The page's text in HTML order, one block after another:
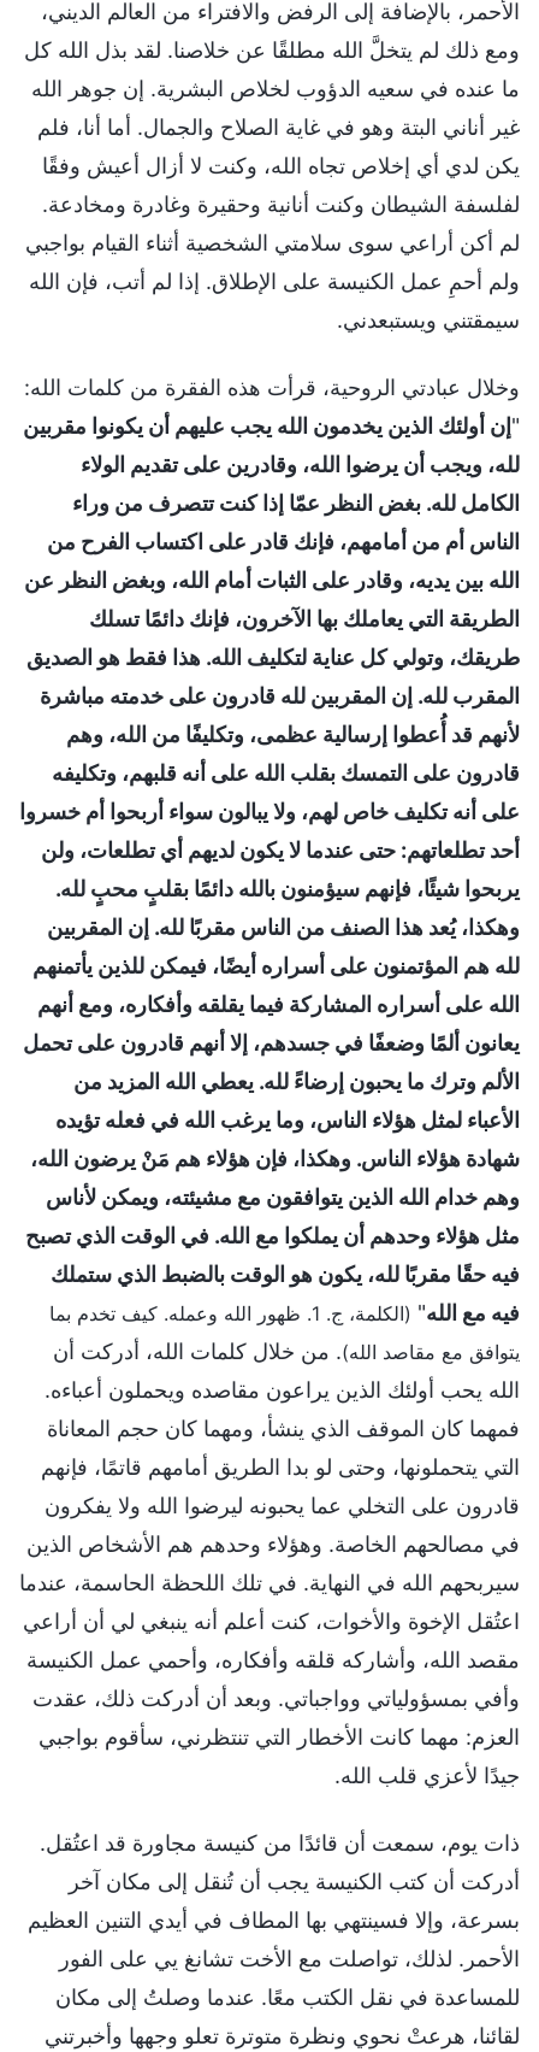
الأحمر، بالإضافة إلى الرفض والافتراء من العالم الديني،
ومع ذلك لم يتخلَّ الله مطلقًا عن خلاصنا. لقد بذل الله كل
ما عنده في سعيه الدؤوب لخلاص البشرية. إن جوهر الله
غير أناني البتة وهو في غاية الصلاح والجمال. أما أنا، فلم
يكن لدي أي إخلاص تجاه الله، وكنت لا أزال أعيش وفقًا
لفلسفة الشيطان وكنت أنانية وحقيرة وغادرة ومخادعة.
لم أكن أراعي سوى سلامتي الشخصية أثناء القيام بواجبي
ولم أحمِ عمل الكنيسة على الإطلاق. إذا لم أتب، فإن الله
سيمقتني ويستبعدني.
وخلال عبادتي الروحية، قرأت هذه الفقرة من كلمات الله:
"إن أولئك الذين يخدمون الله يجب عليهم أن يكونوا مقربين
لله، ويجب أن يرضوا الله، وقادرين على تقديم الولاء
الكامل لله. بغض النظر عمّا إذا كنت تتصرف من وراء
الناس أم من أمامهم، فإنك قادر على اكتساب الفرح من
الله بين يديه، وقادر على الثبات أمام الله، وبغض النظر عن
الطريقة التي يعاملك بها الآخرون، فإنك دائمًا تسلك
طريقك، وتولي كل عناية لتكليف الله. هذا فقط هو الصديق
المقرب لله. إن المقربين لله قادرون على خدمته مباشرة
لأنهم قد أُعطوا إرسالية عظمى، وتكليفًا من الله، وهم
قادرون على التمسك بقلب الله على أنه قلبهم، وتكليفه
على أنه تكليف خاص لهم، ولا يبالون سواء أربحوا أم خسروا
أحد تطلعاتهم: حتى عندما لا يكون لديهم أي تطلعات، ولن
يربحوا شيئًا، فإنهم سيؤمنون بالله دائمًا بقلبٍ محبٍ لله.
وهكذا، يُعد هذا الصنف من الناس مقربًا لله. إن المقربين
لله هم المؤتمنون على أسراره أيضًا، فيمكن للذين يأتمنهم
الله على أسراره المشاركة فيما يقلقه وأفكاره، ومع أنهم
يعانون ألمًا وضعفًا في جسدهم، إلا أنهم قادرون على تحمل
الألم وترك ما يحبون إرضاءً لله. يعطي الله المزيد من
الأعباء لمثل هؤلاء الناس، وما يرغب الله في فعله تؤيده
شهادة هؤلاء الناس. وهكذا، فإن هؤلاء هم مَنْ يرضون الله،
وهم خدام الله الذين يتوافقون مع مشيئته، ويمكن لأناس
مثل هؤلاء وحدهم أن يملكوا مع الله. في الوقت الذي تصبح
فيه حقًا مقربًا لله، يكون هو الوقت بالضبط الذي ستملك
فيه مع الله"
(الكلمة، ج. 1. ظهور الله وعمله. كيف تخدم بما
يتوافق مع مقاصد الله). من خلال كلمات الله، أدركت أن
الله يحب أولئك الذين يراعون مقاصده ويحملون أعباءه.
فمهما كان الموقف الذي ينشأ، ومهما كان حجم المعاناة
التي يتحملونها، وحتى لو بدا الطريق أمامهم قاتمًا، فإنهم
قادرون على التخلي عما يحبونه ليرضوا الله ولا يفكرون
في مصالحهم الخاصة. وهؤلاء وحدهم هم الأشخاص الذين
سيربحهم الله في النهاية. في تلك اللحظة الحاسمة، عندما
اعتُقل الإخوة والأخوات، كنت أعلم أنه ينبغي لي أن أراعي
مقصد الله، وأشاركه قلقه وأفكاره، وأحمي عمل الكنيسة
وأفي بمسؤولياتي وواجباتي. وبعد أن أدركت ذلك، عقدت
العزم: مهما كانت الأخطار التي تنتظرني، سأقوم بواجبي
جيدًا لأعزي قلب الله.
ذات يوم، سمعت أن قائدًا من كنيسة مجاورة قد اعتُقل.
أدركت أن كتب الكنيسة يجب أن تُنقل إلى مكان آخر
بسرعة، وإلا فسينتهي بها المطاف في أيدي التنين العظيم
الأحمر. لذلك، تواصلت مع الأخت تشانغ يي على الفور
للمساعدة في نقل الكتب معًا. عندما وصلتُ إلى مكان
لقائنا، هرعتْ نحوي ونظرة متوترة تعلو وجهها وأخبرتني